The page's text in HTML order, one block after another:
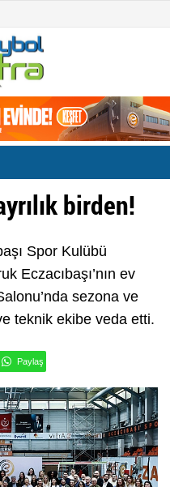
birden!
Spor Kulübü
Eczacıbaşı’nın ev
sezona ve
teknik ekibe veda etti.
Paylaş